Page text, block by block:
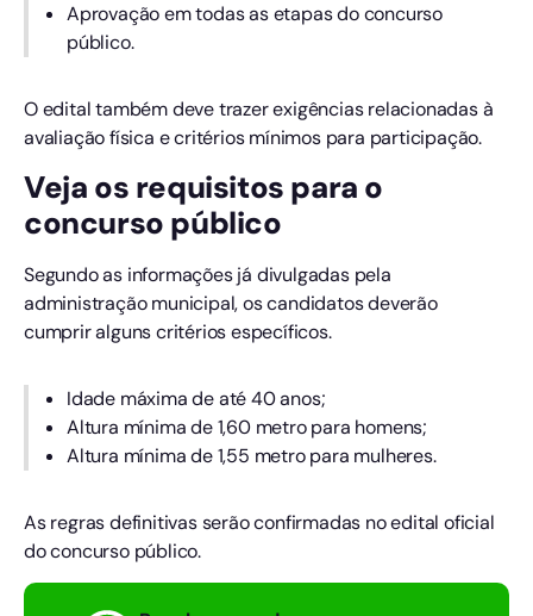
Aprovação em todas as etapas do concurso
público.
O edital também deve trazer exigências relacionadas à
avaliação física e critérios mínimos para participação.
Veja os requisitos para o
concurso público
Segundo as informações já divulgadas pela
administração municipal, os candidatos deverão
cumprir alguns critérios específicos.
Idade máxima de até 40 anos;
Altura mínima de 1,60 metro para homens;
Altura mínima de 1,55 metro para mulheres.
As regras definitivas serão confirmadas no edital oficial
do concurso público.